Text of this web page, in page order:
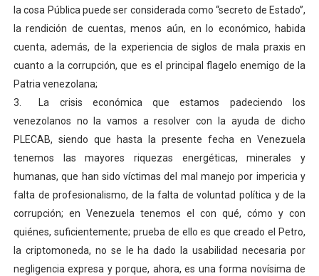
la cosa Pública puede ser considerada como “secreto de Estado”,
la rendición de cuentas, menos aún, en lo económico, habida
cuenta, además, de la experiencia de siglos de mala praxis en
cuanto a la corrupción, que es el principal flagelo enemigo de la
Patria venezolana;
3.
La crisis económica que estamos padeciendo los
venezolanos no la vamos a resolver con la ayuda de dicho
PLECAB, siendo que hasta la presente fecha en Venezuela
tenemos las mayores riquezas energéticas, minerales y
humanas, que han sido víctimas del mal manejo por impericia y
falta de profesionalismo, de la falta de voluntad política y de la
corrupción; en Venezuela tenemos el con qué, cómo y con
quiénes, suficientemente; prueba de ello es que creado el Petro,
la criptomoneda, no se le ha dado la usabilidad necesaria por
negligencia expresa y porque, ahora, es una forma novísima de